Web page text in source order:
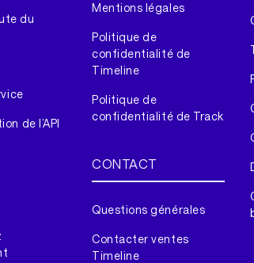
du
de l’API
Mentions légales
Politique de
confidentialité de
Timeline
Politique de
confidentialité de Track
CONTACT
Questions générales
Contacter ventes
Timeline